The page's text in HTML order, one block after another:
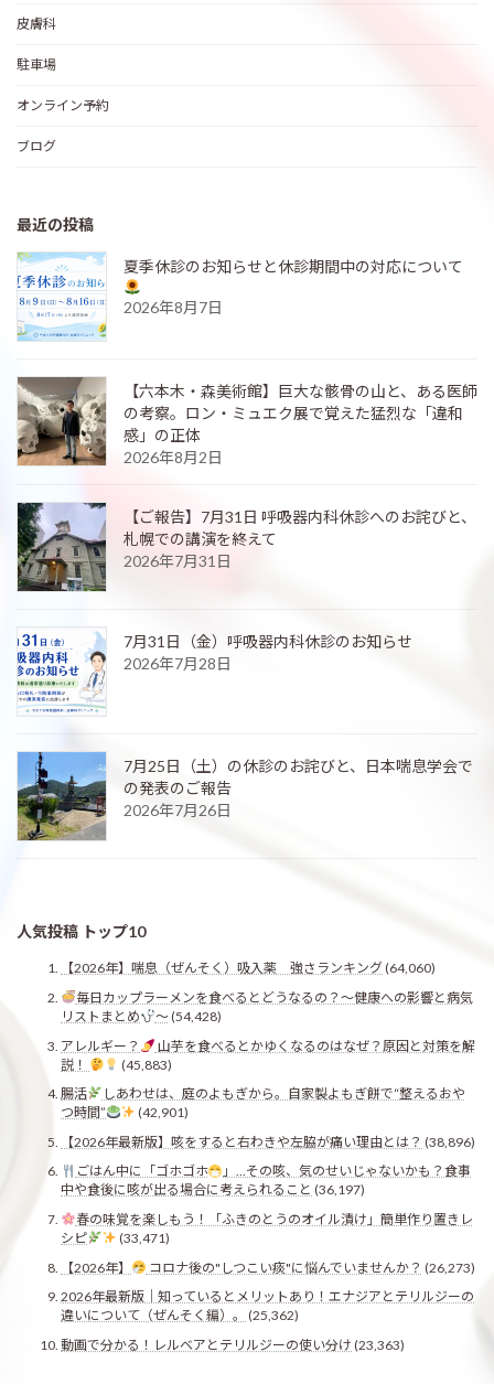
皮膚科
駐車場
オンライン予約
ブログ
最近の投稿
夏季休診のお知らせと休診期間中の対応について
2026年8月7日
【六本木・森美術館】巨大な骸骨の山と、ある医師
の考察。ロン・ミュエク展で覚えた猛烈な「違和
感」の正体
2026年8月2日
【ご報告】7月31日 呼吸器内科休診へのお詫びと、
札幌での講演を終えて
2026年7月31日
7月31日（金）呼吸器内科休診のお知らせ
2026年7月28日
7月25日（土）の休診のお詫びと、日本喘息学会で
の発表のご報告
2026年7月26日
人気投稿 トップ10
【2026年】喘息（ぜんそく）吸入薬 強さランキング(64,060)
毎日カップラーメンを食べるとどうなるの？〜健康への影響と病気
リストまとめ
〜(54,428)
アレルギー？
山芋を食べるとかゆくなるのはなぜ？原因と対策を解
説！
(45,883)
腸活
しあわせは、庭のよもぎから。自家製よもぎ餅で“整えるおや
つ時間”
(42,901)
【2026年最新版】咳をすると右わきや左脇が痛い理由とは？ (38,896)
ごはん中に「ゴホゴホ
」…その咳、気のせいじゃないかも？食事
中や食後に咳が出る場合に考えられること (36,197)
春の味覚を楽しもう！「ふきのとうのオイル漬け」簡単作り置きレ
シピ
(33,471)
【2026年】
コロナ後の"しつこい痰"に悩んでいませんか？ (26,273)
2026年最新版｜知っているとメリットあり！エナジアとテリルジーの
違いについて（ぜんそく編）。
(25,362)
動画で分かる！レルベアとテリルジーの使い分け (23,363)